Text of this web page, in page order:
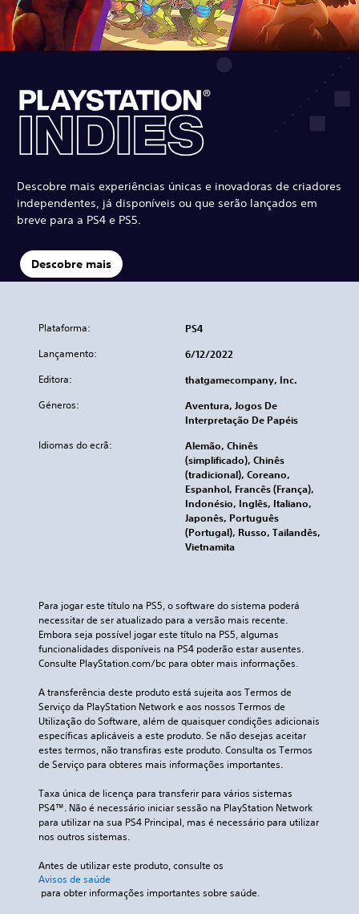
Descobre mais experiências únicas e inovadoras de criadores
independentes, já disponíveis ou que serão lançados em
breve para a PS4 e PS5.
Descobre mais
Plataforma: PS4
Lançamento: 6/12/2022
Editora: thatgamecompany, Inc.
Géneros:
Aventura, Jogos De
Interpretação De Papéis
Idiomas do ecrã:
Alemão, Chinês
(simplificado), Chinês
(tradicional), Coreano,
Espanhol, Francês (França),
Indonésio, Inglês, Italiano,
Japonês, Português
(Portugal), Russo, Tailandês,
Vietnamita
Para jogar este título na PS5, o software do sistema poderá
necessitar de ser atualizado para a versão mais recente.
Embora seja possível jogar este título na PS5, algumas
funcionalidades disponíveis na PS4 poderão estar ausentes.
Consulte PlayStation.com/bc para obter mais informações.
A transferência deste produto está sujeita aos Termos de
Serviço da PlayStation Network e aos nossos Termos de
Utilização do Software, além de quaisquer condições adicionais
específicas aplicáveis a este produto. Se não desejas aceitar
estes termos, não transfiras este produto. Consulta os Termos
de Serviço para obteres mais informações importantes.
Taxa única de licença para transferir para vários sistemas
PS4™. Não é necessário iniciar sessão na PlayStation Network
para utilizar na sua PS4 Principal, mas é necessário para utilizar
nos outros sistemas.
Antes de utilizar este produto, consulte os
Avisos de saúde
para obter informações importantes sobre saúde.